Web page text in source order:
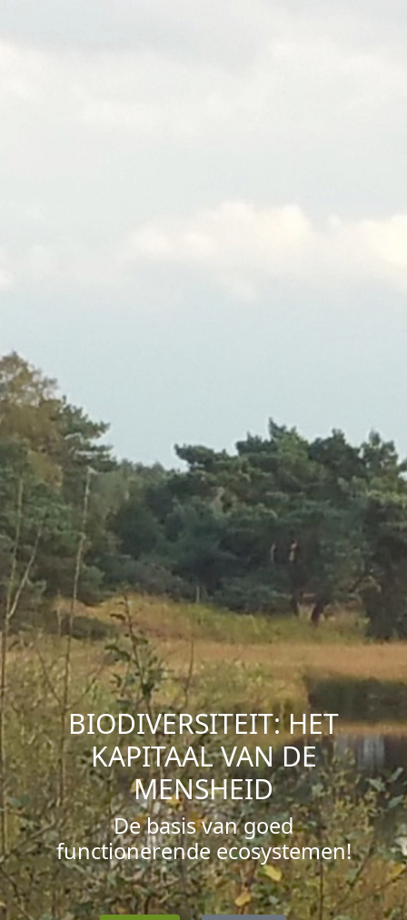
BIODIVERSITEIT: HET
KAPITAAL VAN DE
MENSHEID
De basis van goed
functionerende ecosystemen!